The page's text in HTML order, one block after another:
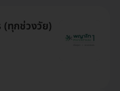
(ทุกช่วงวัย)